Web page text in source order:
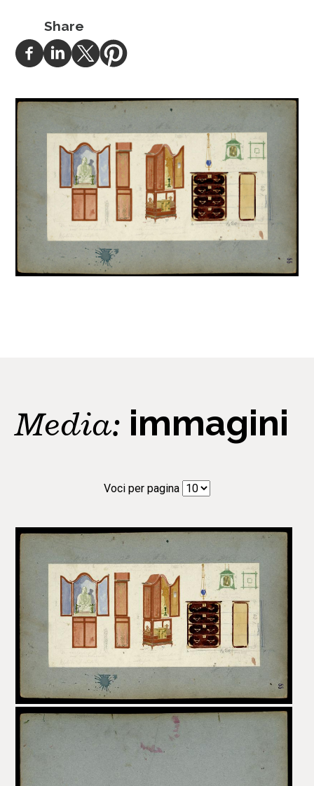
Share
Media: immagini
Voci per pagina